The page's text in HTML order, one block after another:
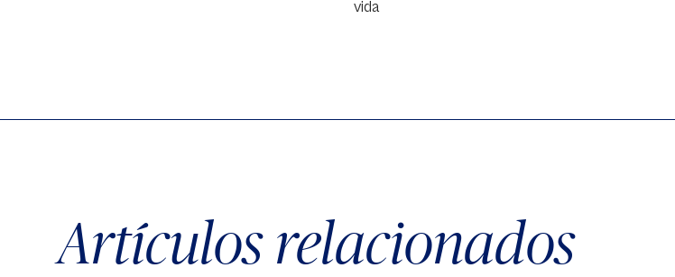
vida
Artículos relacionados